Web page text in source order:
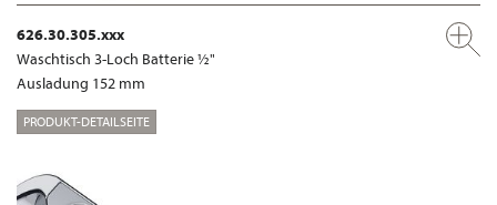
626.30.305.xxx
Waschtisch 3-Loch Batterie ½"
Ausladung 152 mm
PRODUKT-DETAILSEITE